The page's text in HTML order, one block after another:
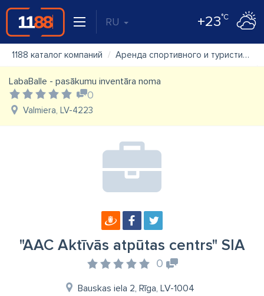
RU +23°C
1188 каталог компаний Аренда спортивного и туристического инвентаря
LabaBalle - pasākumu inventāra noma
0
Valmiera, LV-4223
"AAC Aktīvās atpūtas centrs" SIA
0
Bauskas iela 2, Rīga, LV-1004